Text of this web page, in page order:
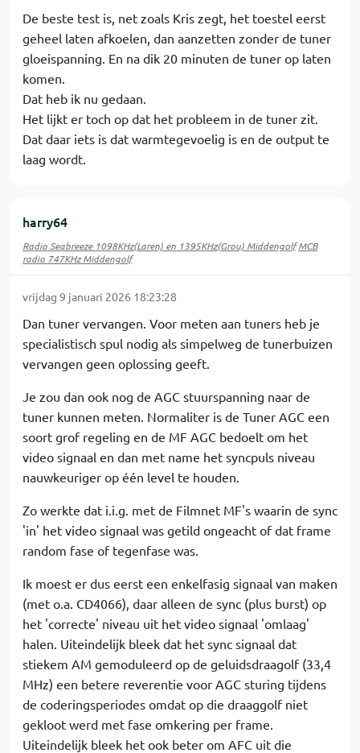
De beste test is, net zoals Kris zegt, het toestel eerst
geheel laten afkoelen, dan aanzetten zonder de tuner
gloeispanning. En na dik 20 minuten de tuner op laten
komen.
Dat heb ik nu gedaan.
Het lijkt er toch op dat het probleem in de tuner zit.
Dat daar iets is dat warmtegevoelig is en de output te
laag wordt.
harry64
Radio Seabreeze 1098KHz(Laren) en 1395KHz(Grou) Middengolf MCB
radio 747KHz Middengolf
vrijdag 9 januari 2026 18:23:28
Dan tuner vervangen. Voor meten aan tuners heb je
specialistisch spul nodig als simpelweg de tunerbuizen
vervangen geen oplossing geeft.
Je zou dan ook nog de AGC stuurspanning naar de
tuner kunnen meten. Normaliter is de Tuner AGC een
soort grof regeling en de MF AGC bedoelt om het
video signaal en dan met name het syncpuls niveau
nauwkeuriger op één level te houden.
Zo werkte dat i.i.g. met de Filmnet MF's waarin de sync
'in' het video signaal was getild ongeacht of dat frame
random fase of tegenfase was.
Ik moest er dus eerst een enkelfasig signaal van maken
(met o.a. CD4066), daar alleen de sync (plus burst) op
het 'correcte' niveau uit het video signaal 'omlaag'
halen. Uiteindelijk bleek dat het sync signaal dat
stiekem AM gemoduleerd op de geluidsdraagolf (33,4
MHz) een betere reverentie voor AGC sturing tijdens
de coderingsperiodes omdat op die draaggolf niet
gekloot werd met fase omkering per frame.
Uiteindelijk bleek het ook beter om AFC uit die